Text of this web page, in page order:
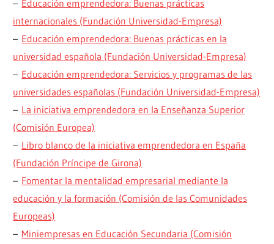
– Educación emprendedora: Buenas prácticas
internacionales (Fundación Universidad-Empresa)
– Educación emprendedora: Buenas prácticas en la
universidad española (Fundación Universidad-Empresa)
– Educación emprendedora: Servicios y programas de las
universidades españolas (Fundación Universidad-Empresa)
– La iniciativa emprendedora en la Enseñanza Superior
(Comisión Europea)
– Libro blanco de la iniciativa emprendedora en España
(Fundación Príncipe de Girona)
– Fomentar la mentalidad empresarial mediante la
educación y la formación (Comisión de las Comunidades
Europeas)
– Miniempresas en Educación Secundaria (Comisión